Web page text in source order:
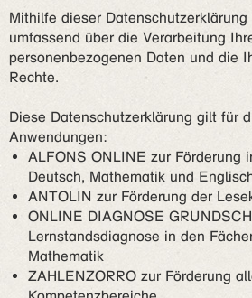
Mithilfe dieser
umfassend über die Verarbeitung
personenbezogenen Daten und die
Rechte.
Diese Datenschutzerklärung gilt für
Anwendungen:
ALFONS ONLINE zur Förderung
Deutsch, Mathematik und
ANTOLIN zur Förderung der
ONLINE DIAGNOSE
Lernstandsdiagnose in den
Mathematik
ZAHLENZORRO zur Förderung